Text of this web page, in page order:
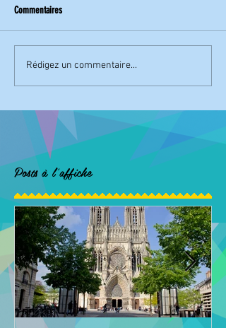
Commentaires
Rédigez un commentaire...
Posts à l'affiche